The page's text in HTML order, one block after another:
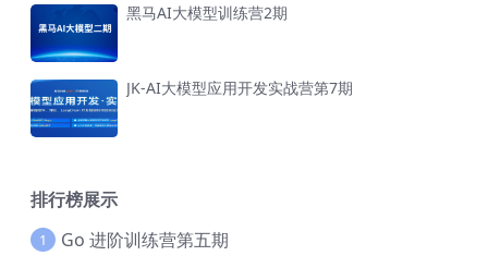
黑马AI大模型训练营2期
JK-AI大模型应用开发实战营第7期
排行榜展示
1 Go 进阶训练营第五期